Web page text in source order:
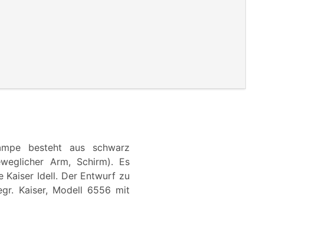
besteht aus schwarz
Arm, Schirm). Es
Kaiser Idell. Der Entwurf zu
Kaiser, Modell 6556 mit